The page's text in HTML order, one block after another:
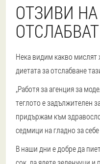
ОТЗИВИ
ОТСЛАБВАТ
Нека видим какво мислят
диетата за отслабване
„Работя за агенция за
теглото е задължителен
придържам към
седмици на гладно за
В наши дни е добре да